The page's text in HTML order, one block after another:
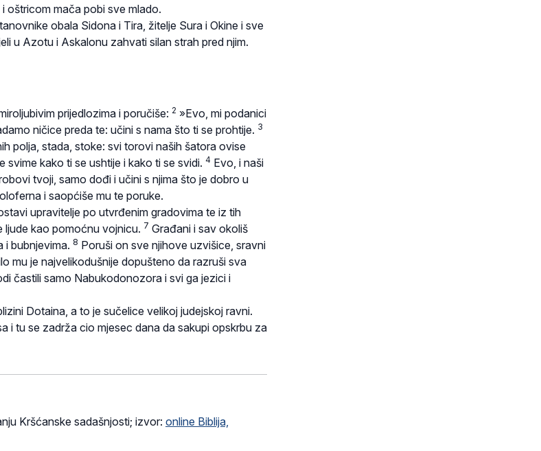
oštricom mača pobi sve mlado.
obala Sidona i Tira, žitelje Sura i Okine i sve
u Azotu i Askalonu zahvati silan strah pred njim.
prijedlozima i poručiše: 2 »Evo, mi podanici
ničice preda te: učini s nama što ti se prohtije. 3
polja, stada, stoke: svi torovi naših šatora ovise
svime kako ti se ushtije i kako ti se svidi. 4 Evo, i naši
tvoji, samo dođi i učini s njima što je dobro u
i saopćiše mu te poruke.
upravitelje po utvrđenim gradovima te iz tih
kao pomoćnu vojnicu. 7 Građani i sav okoliš
i bubnjevima. 8 Poruši on sve njihove uzvišice, sravni
mu je najvelikodušnije dopušteno da razruši sva
častili samo Nabukodonozora i svi ga jezici i
Dotaina, a to je sučelice velikoj judejskoj ravni.
i tu se zadrža cio mjesec dana da sakupi opskrbu za
Kršćanske sadašnjosti; izvor: online Biblija,